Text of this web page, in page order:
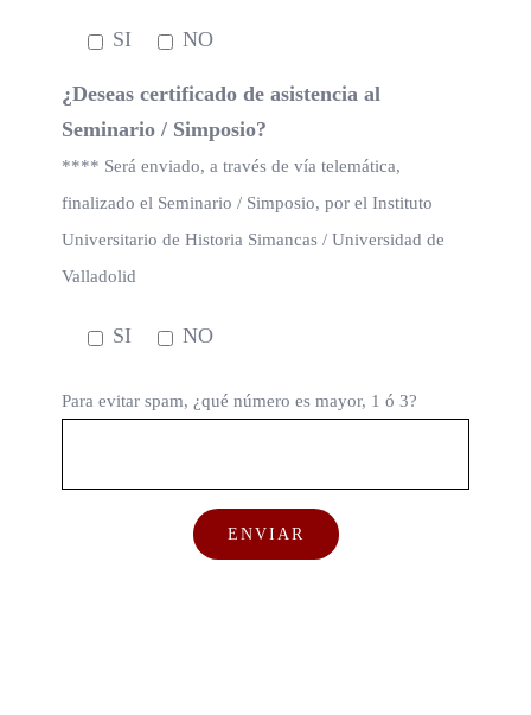
SI NO
¿Deseas certificado de asistencia al
Seminario / Simposio?
**** Será enviado, a través de vía telemática,
finalizado el Seminario / Simposio, por el Instituto
Universitario de Historia Simancas / Universidad de
Valladolid
SI NO
Para evitar spam, ¿qué número es mayor, 1 ó 3?